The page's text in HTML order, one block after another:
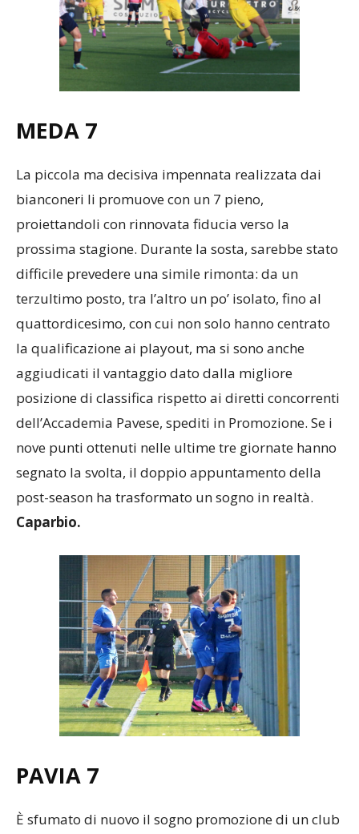
MEDA 7
La piccola ma decisiva impennata realizzata dai
bianconeri li promuove con un 7 pieno,
proiettandoli con rinnovata fiducia verso la
prossima stagione. Durante la sosta, sarebbe stato
difficile prevedere una simile rimonta: da un
terzultimo posto, tra l’altro un po’ isolato, fino al
quattordicesimo, con cui non solo hanno centrato
la qualificazione ai playout, ma si sono anche
aggiudicati il vantaggio dato dalla migliore
posizione di classifica rispetto ai diretti concorrenti
dell’Accademia Pavese, spediti in Promozione. Se i
nove punti ottenuti nelle ultime tre giornate hanno
segnato la svolta, il doppio appuntamento della
post-season ha trasformato un sogno in realtà.
Caparbio.
PAVIA 7
È sfumato di nuovo il sogno promozione di un club